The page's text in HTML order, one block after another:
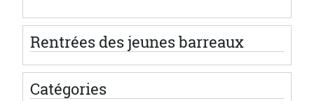
Rentrées des jeunes barreaux
Catégories